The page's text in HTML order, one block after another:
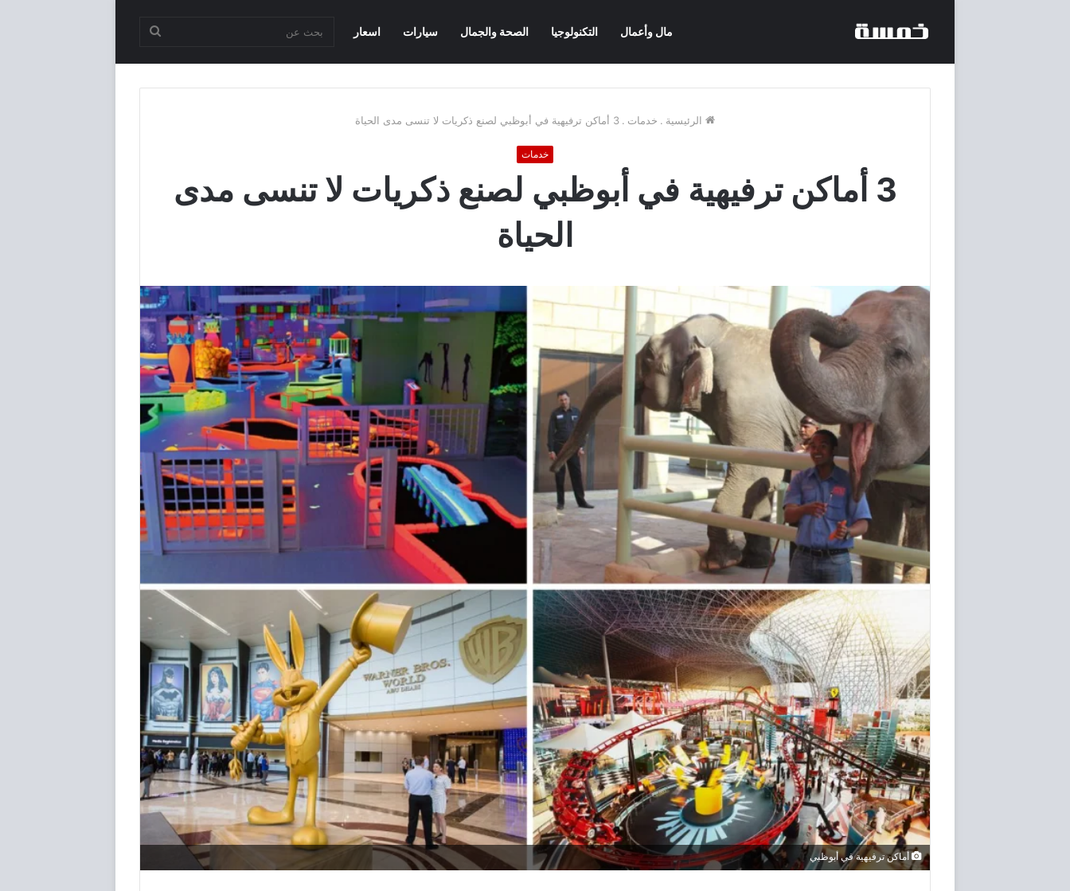
مال وأعمال التكنولوجيا الصحة والجمال سيارات اسعار
الرئيسية . خدمات . 3 أماكن ترفيهية في أبوظبي لصنع ذكريات لا تنسى مدى الحياة
خدمات
3 أماكن ترفيهية في أبوظبي لصنع ذكريات لا تنسى مدى
الحياة
أماكن ترفيهية في أبوظبي